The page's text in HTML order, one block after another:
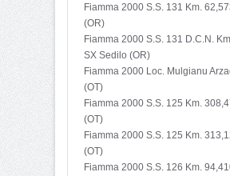
Fiamma 2000 S.S. 131 Km.
(OR)
Fiamma 2000 S.S. 131 D.C.N.
SX Sedilo (OR)
Fiamma 2000 Loc. Mulgianu
(OT)
Fiamma 2000 S.S. 125 Km.
(OT)
Fiamma 2000 S.S. 125 Km.
(OT)
Fiamma 2000 S.S. 126 Km.